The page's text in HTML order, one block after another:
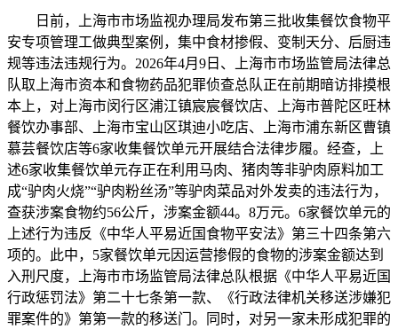
日前，上海市市场监视办理局发布第三批收集餐饮食物平
安专项管理工做典型案例，集中食材掺假、变制天分、后厨违
规等违法违规行为。2026年4月9日、上海市市场监管局法律总
队取上海市资本和食物药品犯罪侦查总队正在前期暗访排摸根
本上，对上海市闵行区浦江镇宸宸餐饮店、上海市普陀区旺林
餐饮办事部、上海市宝山区琪迪小吃店、上海市浦东新区曹镇
慕芸餐饮店等6家收集餐饮单元开展结合法律步履。经查，上
述6家收集餐饮单元存正在利用马肉、猪肉等非驴肉原料加工
成“驴肉火烧”“驴肉粉丝汤”等驴肉菜品对外发卖的违法行为，
查获涉案食物约56公斤，涉案金额44。8万元。6家餐饮单元的
上述行为违反《中华人平易近国食物平安法》第三十四条第六
项的。此中，5家餐饮单元因运营掺假的食物的涉案金额达到
入刑尺度，上海市市场监管局法律总队根据《中华人平易近国
行政惩罚法》第二十七条第一款、《行政法律机关移送涉嫌犯
罪案件的》第第一款的移送门。同时，对另一家未形成犯罪的